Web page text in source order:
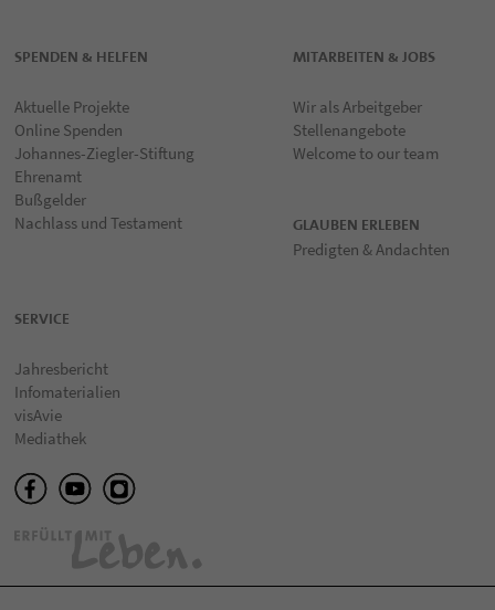
SPENDEN & HELFEN
Aktuelle Projekte
Online Spenden
Johannes-Ziegler-Stiftung
Ehrenamt
Bußgelder
Nachlass und Testament
MITARBEITEN & JOBS
Wir als Arbeitgeber
Stellenangebote
Welcome to our team
GLAUBEN ERLEBEN
Predigten & Andachten
SERVICE
Jahresbericht
Infomaterialien
visAvie
Mediathek